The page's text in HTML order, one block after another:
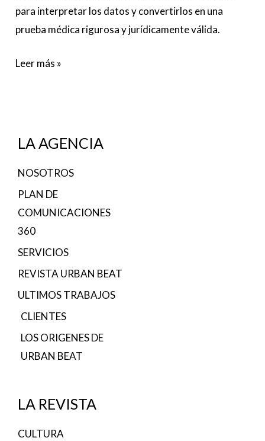
para interpretar los datos y convertirlos en una
prueba médica rigurosa y jurídicamente válida.
Leer más »
LA AGENCIA
NOSOTROS
PLAN DE
COMUNICACIONES
360
SERVICIOS
REVISTA URBAN BEAT
ULTIMOS TRABAJOS
CLIENTES
LOS ORIGENES DE
URBAN BEAT
LA REVISTA
CULTURA